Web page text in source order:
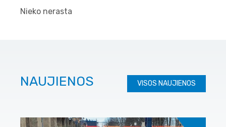
Nieko nerasta
NAUJIENOS VISOS NAUJIENOS